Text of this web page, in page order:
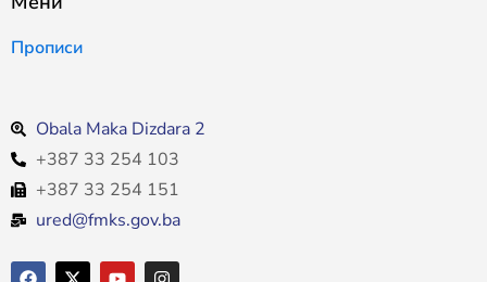
Прописи
Obala Maka Dizdara 2
+387 33 254 103
+387 33 254 151
ured@fmks.gov.ba